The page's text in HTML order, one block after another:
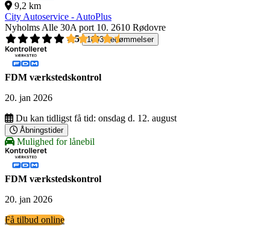
9,2 km
City Autoservice - AutoPlus
Nyholms Alle 30A port 10. 2610 Rødovre
4,5
1093 bedømmelser
FDM værkstedskontrol
20. jan 2026
Du kan tidligst få tid: onsdag d. 12. august
Åbningstider
Mulighed for lånebil
FDM værkstedskontrol
20. jan 2026
Få tilbud online